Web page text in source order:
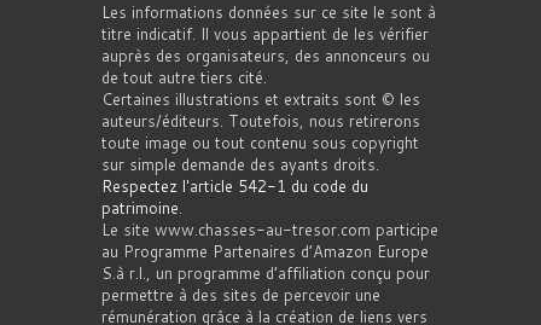
Les informations données sur ce site le sont à
titre indicatif. Il vous appartient de les vérifier
auprès des organisateurs, des annonceurs ou
de tout autre tiers cité.
Certaines illustrations et extraits sont © les
auteurs/éditeurs. Toutefois, nous retirerons
toute image ou tout contenu sous copyright
sur simple demande des ayants droits.
Respectez l'article 542-1 du code du
patrimoine.
Le site www.chasses-au-tresor.com participe
au Programme Partenaires d’Amazon Europe
S.à r.l., un programme d’affiliation conçu pour
permettre à des sites de percevoir une
rémunération grâce à la création de liens vers